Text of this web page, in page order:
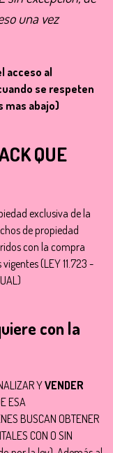
una vez
acceso al
se respeten
mas abajo)
QUE
exclusiva de la
de propiedad
con la compra
(LEY 11.723 -
con la
YVENDER
ESA
BUSCAN OBTENER
CON O SIN